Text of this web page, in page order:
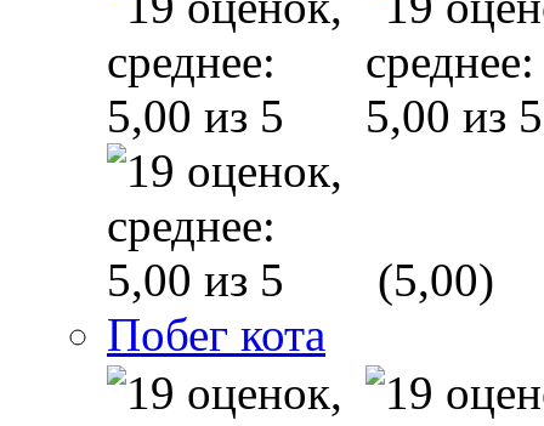
(5,00)
Побег кота